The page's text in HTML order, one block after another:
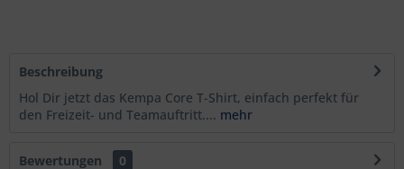
Beschreibung
Hol Dir jetzt das Kempa Core T-Shirt, einfach perfekt für
den Freizeit- und Teamauftritt.... mehr
Bewertungen 0